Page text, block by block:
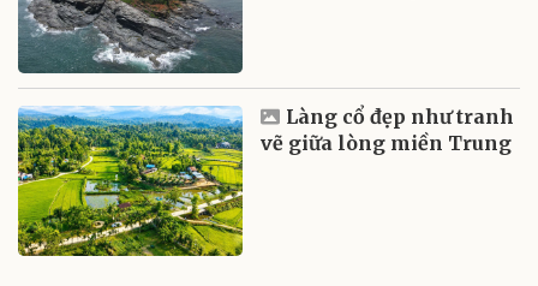
Làng cổ đẹp như tranh
vẽ giữa lòng miền Trung